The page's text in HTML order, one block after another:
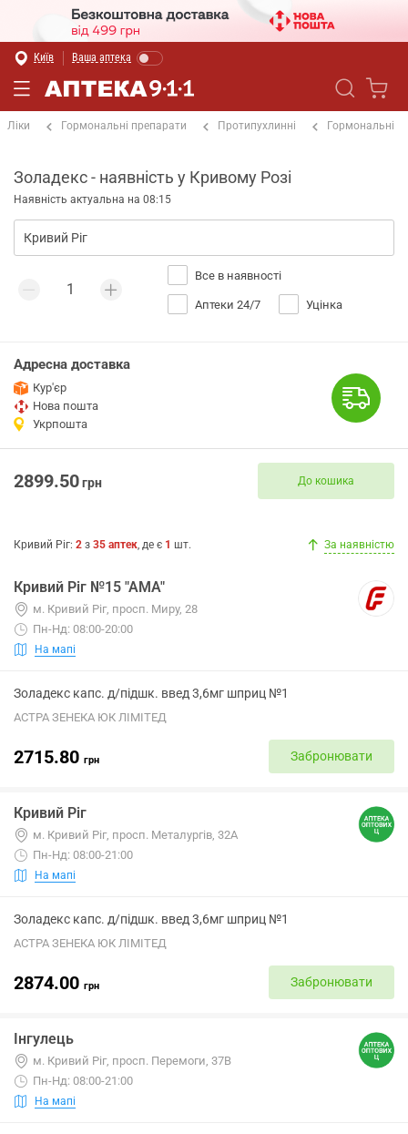
Київ Ваша аптека
Ліки Гормональні препарати Протипухлинні Гормональні
Золадекс - наявність у Кривому Розі
Наявність актуальна на 08:15
Все в наявності
Аптеки 24/7 Уцінка
Адресна доставка
Кур'єр
Нова пошта
Укрпошта
2899.50грн До кошика
Кривий Ріг: 2 з 35 аптек, де є 1 шт. За наявністю
Кривий Ріг №15 "АМА"
м. Кривий Ріг, просп. Миру, 28
Пн-Нд: 08:00-20:00
На мапі
Золадекс капс. д/підшк. введ 3,6мг шприц №1
АСТРА ЗЕНЕКА ЮК ЛІМІТЕД
2715.80 грн Забронювати
Кривий Ріг
м. Кривий Ріг, просп. Металургів, 32А
Пн-Нд: 08:00-21:00
На мапі
Золадекс капс. д/підшк. введ 3,6мг шприц №1
АСТРА ЗЕНЕКА ЮК ЛІМІТЕД
2874.00 грн Забронювати
Інгулець
м. Кривий Ріг, просп. Перемоги, 37В
Пн-Нд: 08:00-21:00
На мапі